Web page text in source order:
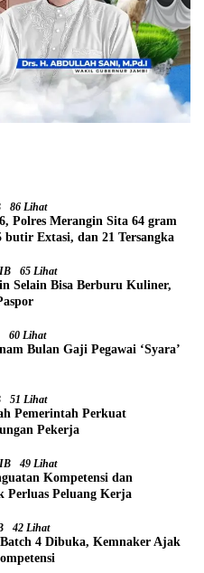
86 Lihat
Polres Merangin Sita 64 gram
butir Extasi, dan 21 Tersangka
65 Lihat
Selain Bisa Berburu Kuliner,
60 Lihat
Bulan Gaji Pegawai ‘Syara’
51 Lihat
Pemerintah Perkuat
Pekerja
49 Lihat
Kompetensi dan
Perluas Peluang Kerja
42 Lihat
4 Dibuka, Kemnaker Ajak